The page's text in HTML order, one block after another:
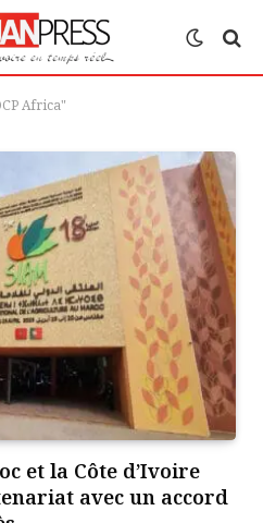
Africa"
et la Côte d’Ivoire
avec un accord